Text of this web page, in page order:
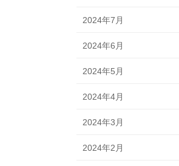
2024年7月
2024年6月
2024年5月
2024年4月
2024年3月
2024年2月